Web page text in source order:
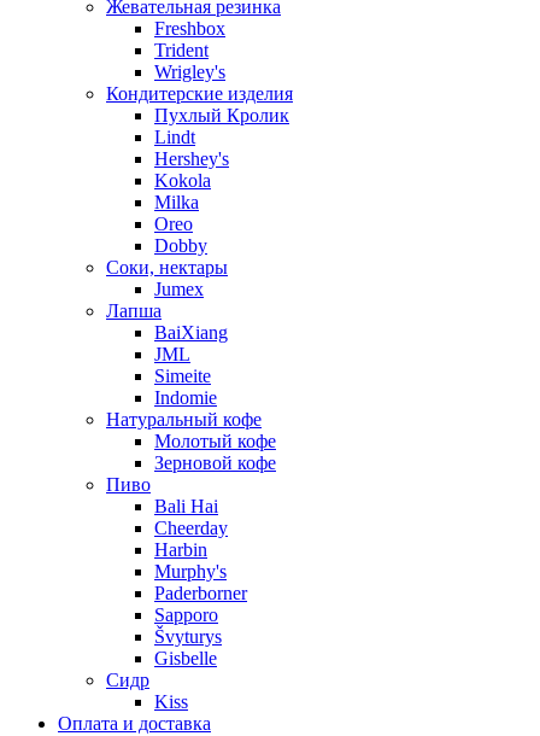
Жевательная резинка
Freshbox
Trident
Wrigley's
Кондитерские изделия
Пухлый Кролик
Lindt
Hershey's
Kokola
Milka
Oreo
Dobby
Соки, нектары
Jumex
Лапша
BaiXiang
JML
Simeite
Indomie
Натуральный кофе
Молотый кофе
Зерновой кофе
Пиво
Bali Hai
Cheerday
Harbin
Murphy's
Paderborner
Sapporo
Švyturys
Gisbelle
Сидр
Kiss
Оплата и доставка